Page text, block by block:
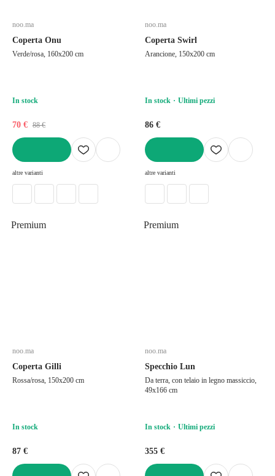
noo.ma
Coperta Onu
Verde/rosa, 160x200 cm
In stock
70 € 88 €
altre varianti
noo.ma
Coperta Swirl
Arancione, 150x200 cm
In stock Ultimi pezzi
86 €
altre varianti
Premium
noo.ma
Coperta Gilli
Rossa/rosa, 150x200 cm
In stock
87 €
Premium
noo.ma
Specchio Lun
Da terra, con telaio in legno massiccio,
49x166 cm
In stock Ultimi pezzi
355 €